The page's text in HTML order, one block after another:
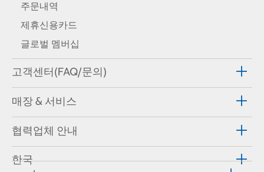
주문내역
제휴신용카드
글로벌 멤버십
고객센터(FAQ/문의)
매장 & 서비스
협력업체 안내
한국